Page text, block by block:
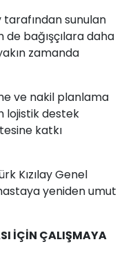
tarafından sunulan
bağışçılara daha
zamanda
ve nakil planlama
lojistik destek
katkı
Kızılay Genel
yeniden umut
İÇİN ÇALIŞMAYA